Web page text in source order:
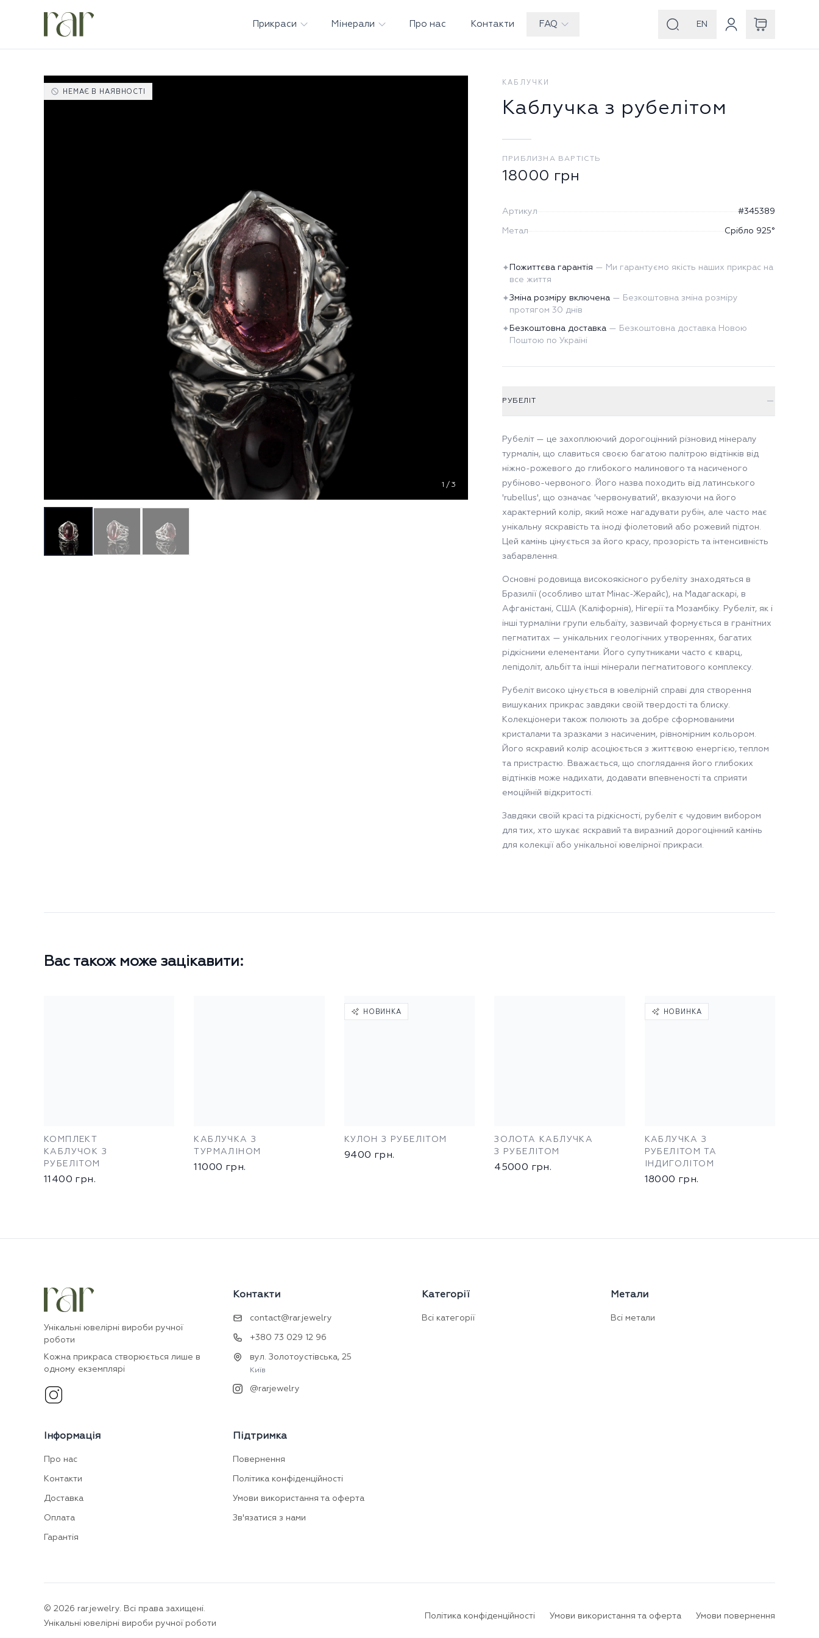
Прикраси Мінерали Про нас Контакти FAQ EN
НЕМАЄ В НАЯВНОСТІ
1 / 3
КАБЛУЧКИ
Каблучка з рубелітом
ПРИБЛИЗНА ВАРТІСТЬ
18000 грн
Артикул #345389
Метал Срібло 925°
✦ Пожиттєва гарантія — Ми гарантуємо якість наших прикрас на
все життя
✦Зміна розміру включена — Безкоштовна зміна розміру
протягом 30 днів
✦ Безкоштовна доставка — Безкоштовна доставка Новою
Поштою по Україні
РУБЕЛІТ
Рубеліт — це захоплюючий дорогоцінний різновид мінералу
турмалін, що славиться своєю багатою палітрою відтінків від
ніжно-рожевого до глибокого малинового та насиченого
рубіново-червоного. Його назва походить від латинського
'rubellus', що означає 'червонуватий', вказуючи на його
характерний колір, який може нагадувати рубін, але часто має
унікальну яскравість та іноді фіолетовий або рожевий підтон.
Цей камінь цінується за його красу, прозорість та інтенсивність
забарвлення.
Основні родовища високоякісного рубеліту знаходяться в
Бразилії (особливо штат Мінас-Жерайс), на Мадагаскарі, в
Афганістані, США (Каліфорнія), Нігерії та Мозамбіку. Рубеліт, як і
інші турмаліни групи ельбаїту, зазвичай формується в гранітних
пегматитах — унікальних геологічних утвореннях, багатих
рідкісними елементами. Його супутниками часто є кварц,
лепідоліт, альбіт та інші мінерали пегматитового комплексу.
Рубеліт високо цінується в ювелірній справі для створення
вишуканих прикрас завдяки своїй твердості та блиску.
Колекціонери також полюють за добре сформованими
кристалами та зразками з насиченим, рівномірним кольором.
Його яскравий колір асоціюється з життєвою енергією, теплом
та пристрастю. Вважається, що споглядання його глибоких
відтінків може надихати, додавати впевненості та сприяти
емоційній відкритості.
Завдяки своїй красі та рідкісності, рубеліт є чудовим вибором
для тих, хто шукає яскравий та виразний дорогоцінний камінь
для колекції або унікальної ювелірної прикраси.
Вас також може зацікавити:
КОМПЛЕКТ
КАБЛУЧОК З
РУБЕЛІТОМ
11400 грн.
КАБЛУЧКА З
ТУРМАЛІНОМ
11000 грн.
НОВИНКА
КУЛОН З РУБЕЛІТОМ
9400 грн.
ЗОЛОТА КАБЛУЧКА
З РУБЕЛІТОМ
45000 грн.
НОВИНКА
КАБЛУЧКА З
РУБЕЛІТОМ ТА
ІНДИГОЛІТОМ
18000 грн.
Унікальні ювелірні вироби ручної
роботи
Кожна прикраса створюється лише в
одному екземплярі
Контакти
contact@rar.jewelry
+380 73 029 12 96
вул. Золотоустівська, 25
Київ
@rarjewelry
Категорії
Всі категорії
Метали
Всі метали
Інформація
Про нас
Контакти
Доставка
Оплата
Гарантія
Підтримка
Повернення
Політика конфіденційності
Умови використання та оферта
Зв'язатися з нами
© 2026 rar.jewelry. Всі права захищені.
Унікальні ювелірні вироби ручної роботи
Політика конфіденційності Умови використання та оферта Умови повернення